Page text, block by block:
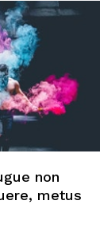
non
metus